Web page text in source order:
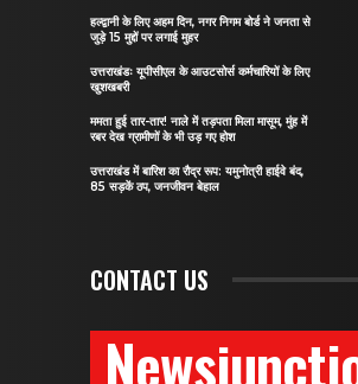
हल्द्वानी के लिए अहम दिन, नगर निगम बोर्ड ने जनता से
जुड़े 15 मुद्दों पर लगाई मुहर
उत्तराखंडः यूपीसीएल के आउटसोर्स कर्मचारियों के लिए
खुशखबरी
ममता हुई तार-तार! नाले में तड़पता मिला मासूम, मुंह में
रबर देख ग्रामीणों के भी उड़ गए होश
उत्तराखंड में बारिश का रौद्र रूप: यमुनोत्री हाईवे बंद,
85 सड़कें ठप, जनजीवन बेहाल
CONTACT US